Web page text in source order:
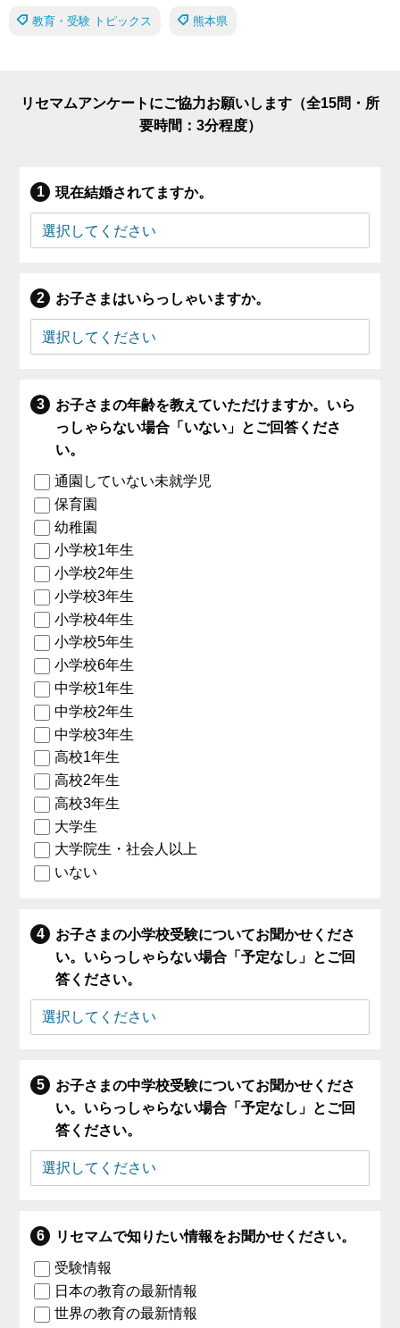
教育・受験 トピックス 熊本県
リセマムアンケートにご協力お願いします（全15問・所
要時間：3分程度）
現在結婚されてますか。
お子さまはいらっしゃいますか。
お子さまの年齢を教えていただけますか。いら
っしゃらない場合「いない」とご回答くださ
い。
通園していない未就学児
保育園
幼稚園
小学校1年生
小学校2年生
小学校3年生
小学校4年生
小学校5年生
小学校6年生
中学校1年生
中学校2年生
中学校3年生
高校1年生
高校2年生
高校3年生
大学生
大学院生・社会人以上
いない
お子さまの小学校受験についてお聞かせくださ
い。いらっしゃらない場合「予定なし」とご回
答ください。
お子さまの中学校受験についてお聞かせくださ
い。いらっしゃらない場合「予定なし」とご回
答ください。
リセマムで知りたい情報をお聞かせください。
受験情報
日本の教育の最新情報
世界の教育の最新情報